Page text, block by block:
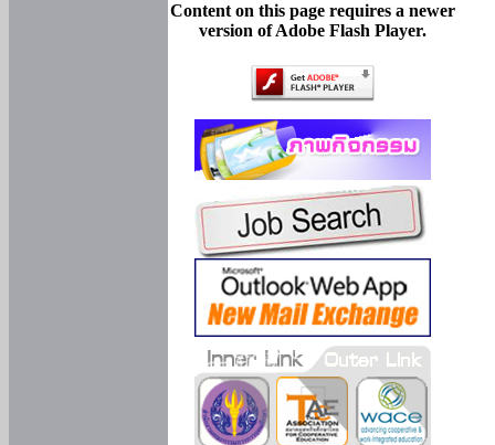
Content on this page requires a newer
version of Adobe Flash Player.